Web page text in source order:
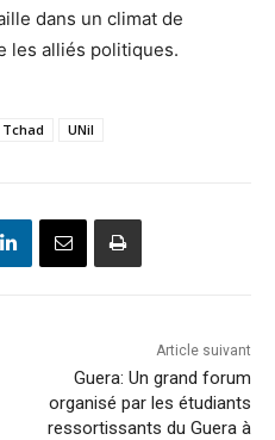
dans un climat de
les alliés politiques.
Tchad UNiI
Article suivant
Guera: Un grand forum
organisé par les étudiants
ressortissants du Guera à